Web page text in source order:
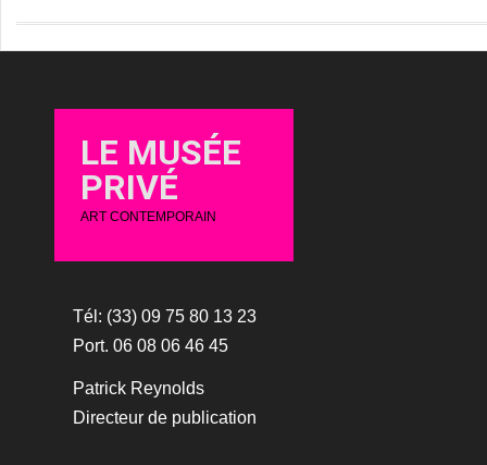
LE MUSÉE
PRIVÉ
ART CONTEMPORAIN
Tél: (33) 09 75 80 13 23
Port. 06 08 06 46 45
Patrick Reynolds
Directeur de publication